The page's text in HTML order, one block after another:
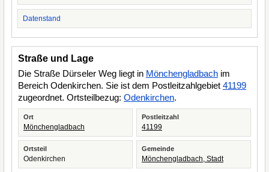
Datenstand
Straße und Lage
Die Straße Dürseler Weg liegt in Mönchengladbach im
Bereich Odenkirchen. Sie ist dem Postleitzahlgebiet 41199
zugeordnet. Ortsteilbezug: Odenkirchen.
Ort
Mönchengladbach
Postleitzahl
41199
Ortsteil
Odenkirchen
Gemeinde
Mönchengladbach, Stadt